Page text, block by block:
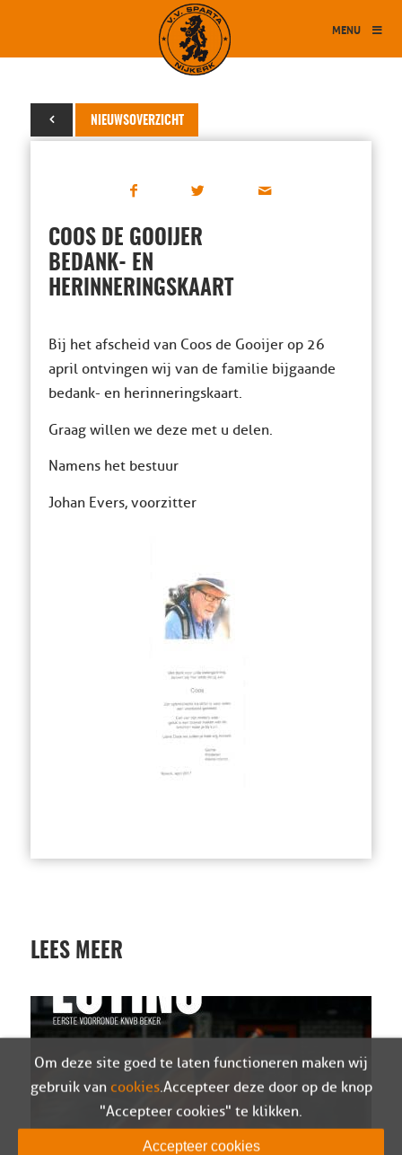
MENU
NIEUWSOVERZICHT
26 april 2017
COOS DE GOOIJER
BEDANK- EN
HERINNERINGSKAART
Bij het afscheid van Coos de Gooijer op 26
april ontvingen wij van de familie bijgaande
bedank- en herinneringskaart.
Graag willen we deze met u delen.
Namens het bestuur
Johan Evers, voorzitter
LEES MEER
Om deze site goed te laten functioneren maken wij
gebruik van cookies. Accepteer deze door op de knop
"Accepteer cookies" te klikken.
Accepteer cookies